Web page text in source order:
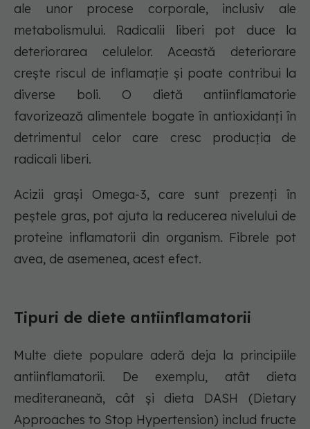
ale unor procese corporale, inclusiv ale
metabolismului. Radicalii liberi pot duce la
deteriorarea celulelor. Această deteriorare
crește riscul de inflamație și poate contribui la
diverse boli. O dietă antiinflamatorie
favorizează alimentele bogate în antioxidanți în
detrimentul celor care cresc producția de
radicali liberi.
Acizii grași Omega-3, care sunt prezenți în
peștele gras, pot ajuta la reducerea nivelului de
proteine inflamatorii din organism. Fibrele pot
avea, de asemenea, acest efect.
Tipuri de diete antiinflamatorii
Multe diete populare aderă deja la principiile
antiinflamatorii. De exemplu, atât dieta
mediteraneană, cât și dieta DASH (Dietary
Approaches to Stop Hypertension) includ fructe